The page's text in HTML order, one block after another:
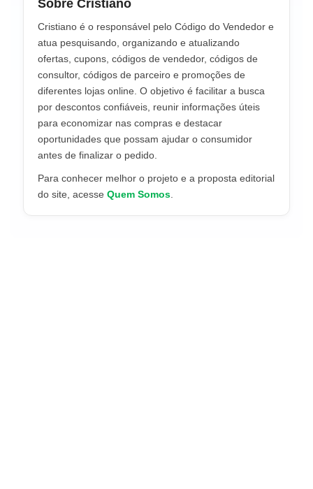
Sobre Cristiano
Cristiano é o responsável pelo Código do Vendedor e
atua pesquisando, organizando e atualizando
ofertas, cupons, códigos de vendedor, códigos de
consultor, códigos de parceiro e promoções de
diferentes lojas online. O objetivo é facilitar a busca
por descontos confiáveis, reunir informações úteis
para economizar nas compras e destacar
oportunidades que possam ajudar o consumidor
antes de finalizar o pedido.
Para conhecer melhor o projeto e a proposta editorial
do site, acesse Quem Somos